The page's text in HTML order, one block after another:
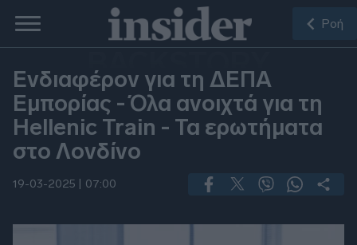
Ροή
BACKSTORY
Ενδιαφέρον για τη ΔΕΠΑ
Εμπορίας - Όλα ανοιχτά για τη
Hellenic Train - Τα ερωτήματα
στο Λονδίνο
19-03-2025 | 07:00